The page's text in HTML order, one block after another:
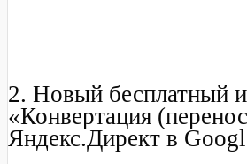
2. Новый бесплатный
«Конвертация
Яндекс.Директ в